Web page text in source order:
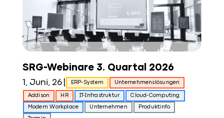
SRG-Webinare 3. Quartal 2026
1, Juni, 26 ERP-System Unternehmenslösungen
Addison HR IT-Infrastruktur Cloud-Computing
Modern Workplace Unternehmen Produktinfo